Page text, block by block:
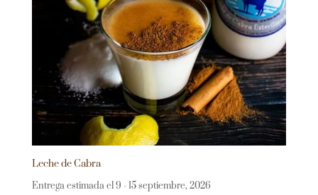
Leche de Cabra
Entrega estimada el 9 - 15 septiembre, 2026